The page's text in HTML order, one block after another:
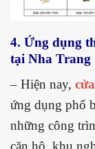
4. Ứng dụng
tại Nha Trang
– Hiện nay,
ứng dụng phổ
những công
căn hộ, khu